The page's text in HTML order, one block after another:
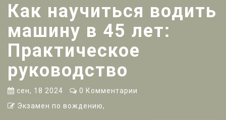
Как научиться водить
машину в 45 лет:
Практическое
руководство
сен, 18 2024
0 Комментарии
Экзамен по вождению,